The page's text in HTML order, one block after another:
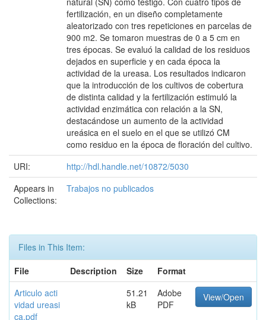
fertilización, en un diseño completamente
aleatorizado con tres repeticiones en parcelas de
900 m2. Se tomaron muestras de 0 a 5 cm en
tres épocas. Se evaluó la calidad de los residuos
dejados en superficie y en cada época la
actividad de la ureasa. Los resultados indicaron
que la introducción de los cultivos de cobertura
de distinta calidad y la fertilización estimuló la
actividad enzimática con relación a la SN,
destacándose un aumento de la actividad
ureásica en el suelo en el que se utilizó CM
como residuo en la época de floración del cultivo.
URI:
http://hdl.handle.net/10872/5030
Appears in
Collections:
Trabajos no publicados
Files in This Item:
File
Description Size
Format
Articulo acti
vidad ureasi
ca.pdf
51.21
kB
Adobe
PDF
View/Open